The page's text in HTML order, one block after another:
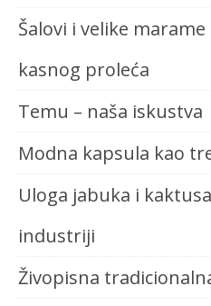
Šalovi i velike
kasnog proleća
Temu – naša iskustva
Modna kapsula kao
Uloga jabuka i
industriji
Živopisna